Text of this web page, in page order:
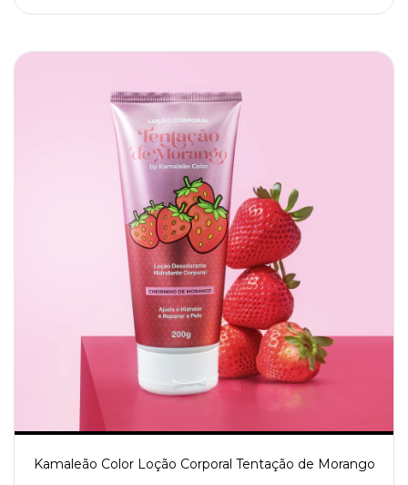
Kamaleão Color Loção Corporal Tentação de Morango